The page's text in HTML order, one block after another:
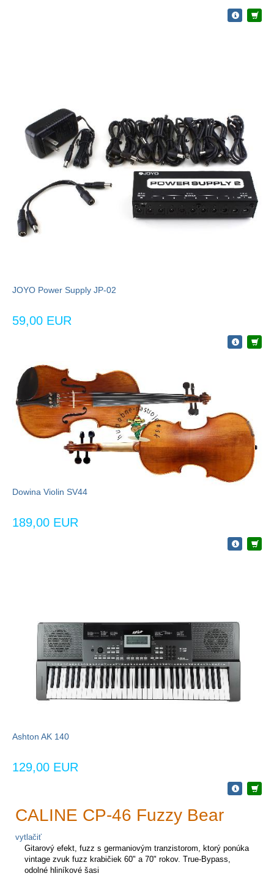
JOYO Power Supply JP-02
59,00 EUR
Dowina Violin SV44
189,00 EUR
Ashton AK 140
129,00 EUR
CALINE CP-46 Fuzzy Bear
vytlačiť
Gitarový efekt, fuzz s germaniovým tranzistorom, ktorý ponúka
vintage zvuk fuzz krabičiek 60" a 70" rokov. True-Bypass,
odolné hliníkové šasi